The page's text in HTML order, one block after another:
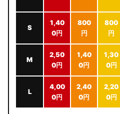
S
1,40
0円
800
円
800
円
M
2,50
0円
1,40
0円
1,30
0円
L
4,00
0円
2,40
0円
2,20
0円